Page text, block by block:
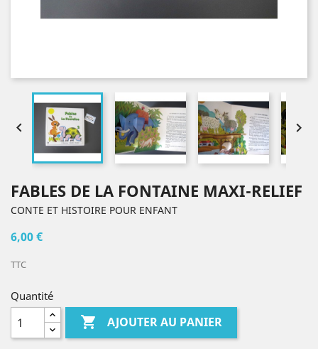
 
FABLES DE LA FONTAINE MAXI-RELIEF
CONTE ET HISTOIRE POUR ENFANT
6,00 €
TTC
Quantité
 AJOUTER AU PANIER